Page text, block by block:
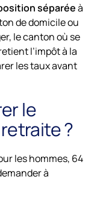
séparéeà
de domicile ou
le canton où se
l’impôt à la
les taux avant
le
?
les hommes, 64
à